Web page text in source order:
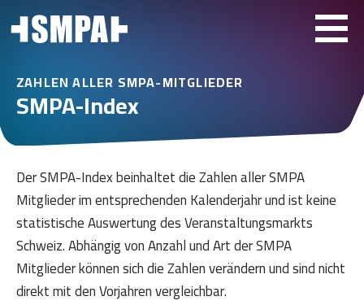
ZAHLEN ALLER SMPA-MITGLIEDER
SMPA-Index
Der SMPA-Index beinhaltet die Zahlen aller SMPA
Mitglieder im entsprechenden Kalenderjahr und ist keine
statistische Auswertung des Veranstaltungsmarkts
Schweiz. Abhängig von Anzahl und Art der SMPA
Mitglieder können sich die Zahlen verändern und sind nicht
direkt mit den Vorjahren vergleichbar.